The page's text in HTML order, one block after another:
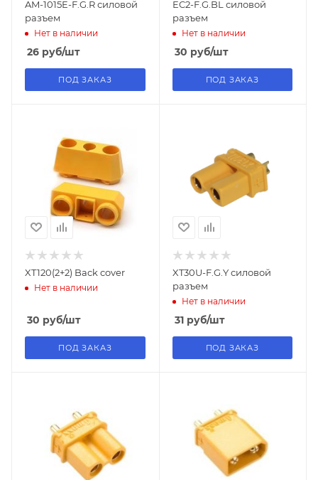
AM-1015E-F.G.R силовой
разъем
Нет в наличии
26 руб/шт
ПОД ЗАКАЗ
EC2-F.G.BL силовой
разъем
Нет в наличии
30 руб/шт
ПОД ЗАКАЗ
XT120(2+2) Back cover
Нет в наличии
30 руб/шт
ПОД ЗАКАЗ
XT30U-F.G.Y силовой
разъем
Нет в наличии
31руб/шт
ПОД ЗАКАЗ